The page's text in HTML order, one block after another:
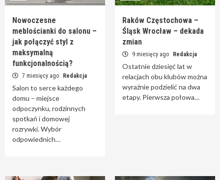
Nowoczesne
meblościanki do salonu –
jak połączyć styl z
maksymalną
funkcjonalnością?
7 miesięcy ago Redakcja
Salon to serce każdego
domu – miejsce
odpoczynku, rodzinnych
spotkań i domowej
rozrywki. Wybór
odpowiednich…
Raków Częstochowa –
Śląsk Wrocław – dekada
zmian
9 miesięcy ago Redakcja
Ostatnie dziesięć lat w
relacjach obu klubów można
wyraźnie podzielić na dwa
etapy. Pierwsza połowa…